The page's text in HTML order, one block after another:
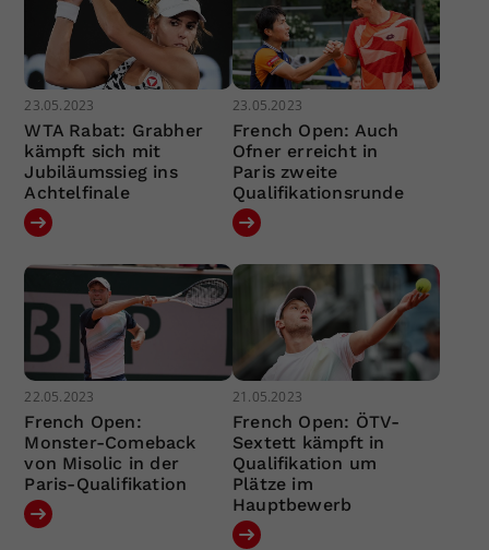
23.05.2023
WTA Rabat: Grabher
kämpft sich mit
Jubiläumssieg ins
Achtelfinale
23.05.2023
French Open: Auch
Ofner erreicht in
Paris zweite
Qualifikationsrunde
22.05.2023
French Open:
Monster-Comeback
von Misolic in der
Paris-Qualifikation
21.05.2023
French Open: ÖTV-
Sextett kämpft in
Qualifikation um
Plätze im
Hauptbewerb